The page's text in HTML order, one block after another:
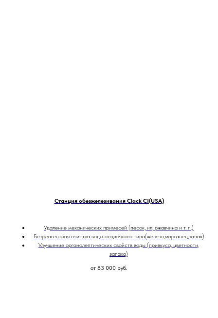
Станция обезжелезивания Clack CI(USA)
Удаление механических примесей (песок, ил, ржавчина и т. п.)
Безреагентная очистка воды осадочного типа(железо,марганец,запах)
Улучшение органолептических свойств воды (привкуса, цветности,
запаха)
от 83 000 руб.